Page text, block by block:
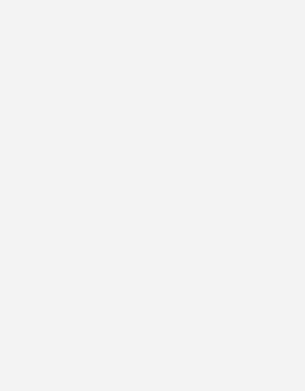
und Hydrographie (BSH) hat die
Windenergie-
der Voruntersuchungen
und 31 Quadratkilometern
für 2 Gigawatt (GW) und 500
bieten. Als N-10.1 und N-10.2
(FEP) 2023
Abschluss der Untersuchungen mit
Erlass freigegeben. Somit sind die
Ausschreibung sogenannter
für das Bieten der
Der Auktionstermin dafür wird der 1.